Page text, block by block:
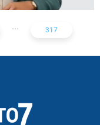
... 317